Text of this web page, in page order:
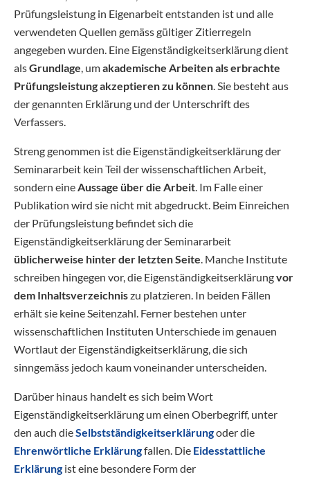
Prüfungsleistung in Eigenarbeit entstanden ist und alle
verwendeten Quellen gemäss gültiger Zitierregeln
angegeben wurden. Eine Eigenständigkeitserklärung dient
alsGrundlage, umakademische Arbeitenalserbrachte
Prüfungsleistung akzeptieren zu können. Sie besteht aus
der genannten Erklärung und der Unterschrift des
Verfassers.
Streng genommen ist die Eigenständigkeitserklärung der
Seminararbeit kein Teil der wissenschaftlichen Arbeit,
sondern eineAussage über die Arbeit. Im Falle einer
Publikation wird sie nicht mit abgedruckt. Beim Einreichen
der Prüfungsleistung befindet sich die
Eigenständigkeitserklärung der Seminararbeit
üblicherweise hinter der letzten Seite. Manche Institute
schreiben hingegen vor, die Eigenständigkeitserklärungvor
dem Inhaltsverzeichniszu platzieren. In beiden Fällen
erhält sie keine Seitenzahl. Ferner bestehen unter
wissenschaftlichen Instituten Unterschiede im genauen
Wortlaut der Eigenständigkeitserklärung, die sich
sinngemäss jedoch kaum voneinander unterscheiden.
Darüber hinaus handelt es sich beim Wort
Eigenständigkeitserklärung um einen Oberbegriff, unter
den auch dieSelbstständigkeitserklärungoder die
Ehrenwörtliche Erklärungfallen. Die Eidesstattliche
Erklärung ist eine besondere Form der